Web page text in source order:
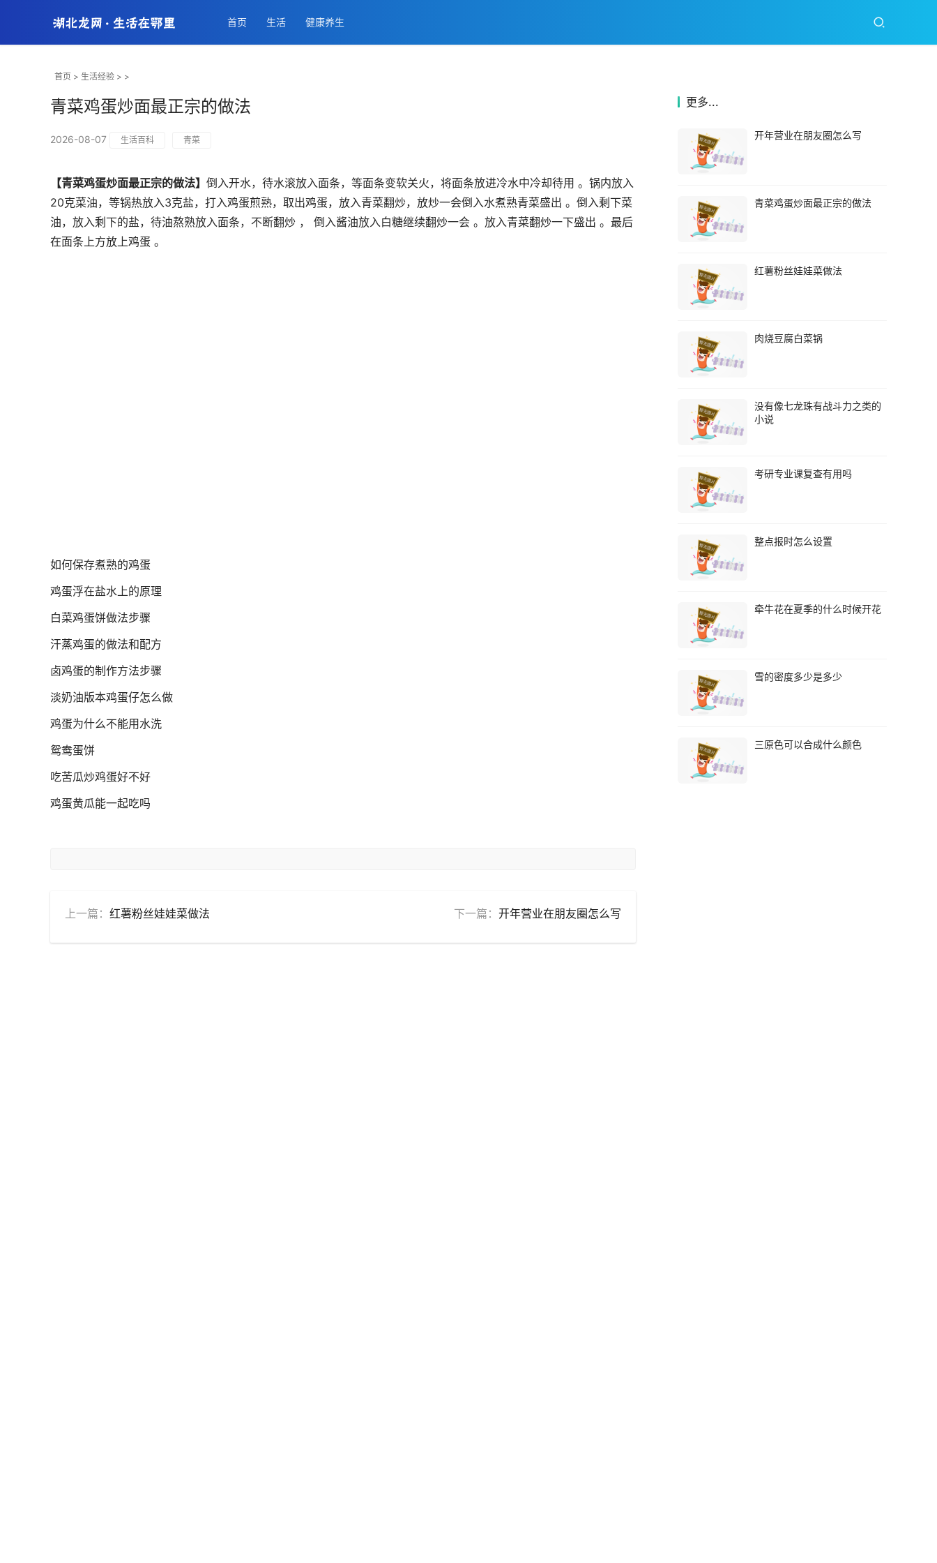
首页 生活 健康养生
首页 > 生活经验 > >
青菜鸡蛋炒面最正宗的做法
2026-08-07 生活百科 青菜
【青菜鸡蛋炒面最正宗的做法】 倒入开水，待水滚放入面条，等面条变软关火，将面条放进冷水中冷却待用 。锅内放入
20克菜油，等锅热放入3克盐，打入鸡蛋煎熟，取出鸡蛋，放入青菜翻炒，放炒一会倒入水煮熟青菜盛出 。倒入剩下菜
油，放入剩下的盐，待油熬熟放入面条，不断翻炒 ， 倒入酱油放入白糖继续翻炒一会 。放入青菜翻炒一下盛出 。最后
在面条上方放上鸡蛋 。
如何保存煮熟的鸡蛋
鸡蛋浮在盐水上的原理
白菜鸡蛋饼做法步骤
汗蒸鸡蛋的做法和配方
卤鸡蛋的制作方法步骤
淡奶油版本鸡蛋仔怎么做
鸡蛋为什么不能用水洗
鸳鸯蛋饼
吃苦瓜炒鸡蛋好不好
鸡蛋黄瓜能一起吃吗
上一篇： 红薯粉丝娃娃菜做法 下一篇： 开年营业在朋友圈怎么写
更多...
开年营业在朋友圈怎么写
青菜鸡蛋炒面最正宗的做法
红薯粉丝娃娃菜做法
肉烧豆腐白菜锅
没有像七龙珠有战斗力之类的
小说
考研专业课复查有用吗
整点报时怎么设置
牵牛花在夏季的什么时候开花
雪的密度多少是多少
三原色可以合成什么颜色